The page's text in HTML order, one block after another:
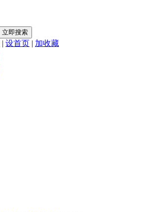
| 设首页 | 加收藏